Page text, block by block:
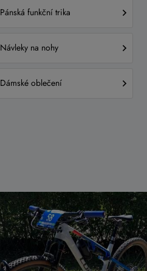
Pánská funkční trika
Návleky na nohy
Dámské oblečení